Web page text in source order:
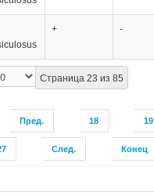
Страница 23 из 85
Пред. 18 19
След. Конец
+ -